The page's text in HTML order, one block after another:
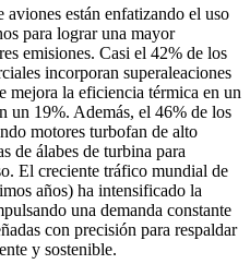
están enfatizando el uso
para lograr una mayor
emisiones. Casi el 42% de los
incorporan superaleaciones
mejora la eficiencia térmica en un
un 19%. Además, el 46% de los
motores turbofan de alto
de álabes de turbina para
El creciente tráfico mundial de
años) ha intensificado la
una demanda constante
con precisión para respaldar
y sostenible.